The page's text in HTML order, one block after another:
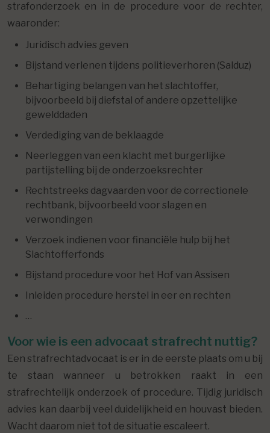
strafonderzoek en in de procedure voor de rechter,
waaronder:
Juridisch advies geven
Bijstand verlenen tijdens politieverhoren (Salduz)
Behartiging belangen van het slachtoffer,
bijvoorbeeld bij diefstal of andere opzettelijke
gewelddaden
Verdediging van de beklaagde
Neerleggen van een klacht met burgerlijke
partijstelling bij de onderzoeksrechter
Rechtstreeks dagvaarden voor de correctionele
rechtbank, bijvoorbeeld voor slagen en
verwondingen
Verzoek indienen voor financiële hulp bij het
Slachtofferfonds
Bijstand procedure voor het Hof van Assisen
Inleiden procedure herstel in eer en rechten
…
Voor wie is een advocaat strafrecht nuttig?
Een strafrechtadvocaat is er in de eerste plaats om u bij
te staan wanneer u betrokken raakt in een
strafrechtelijk onderzoek of procedure. Tijdig juridisch
advies kan daarbij veel duidelijkheid en houvast bieden.
Wacht daarom niet tot de situatie escaleert.